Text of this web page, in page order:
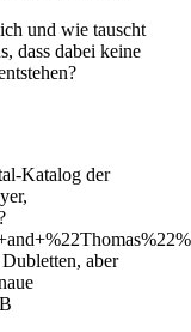
und wie tauscht
dass dabei keine
aber